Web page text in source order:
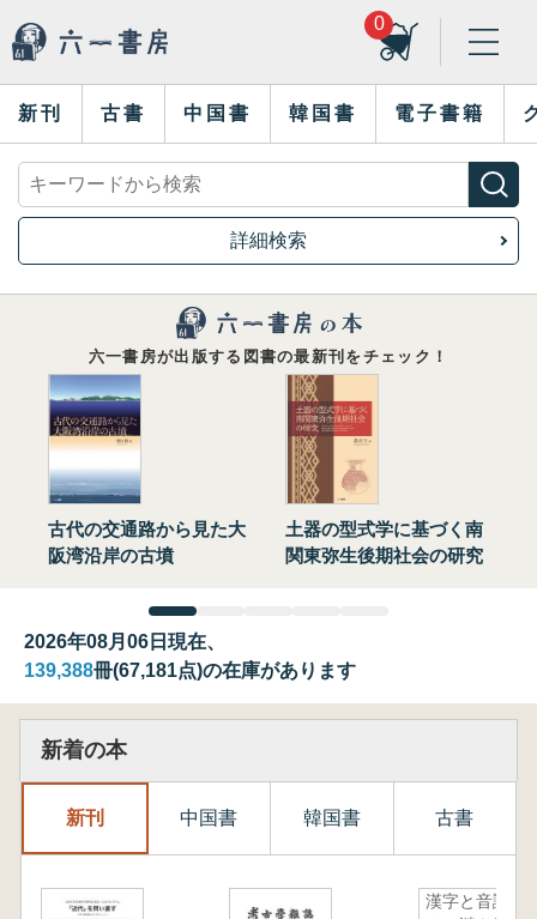
0
新刊 古書 中国書 韓国書 電子書籍
詳細検索
六一書房が出版する図書の最新刊をチェック！
古代の交通路から見た大
阪湾沿岸の古墳
土器の型式学に基づく南
関東弥生後期社会の研究
2026年08月06日現在、
139,388冊(67,181点)の在庫があります
新着の本
新刊 中国書 韓国書 古書
漢字と音読